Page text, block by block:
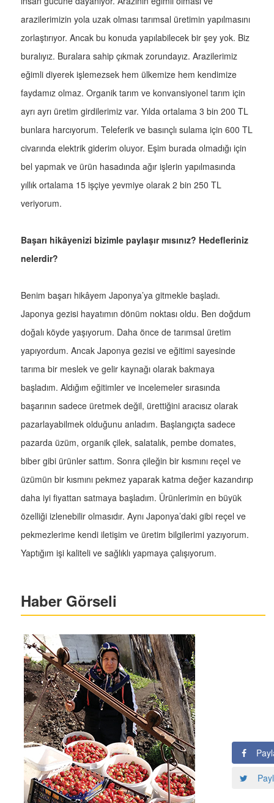
arazilerimizin yola uzak olması tarımsal üretimin yapılmasını
zorlaştırıyor. Ancak bu konuda yapılabilecek bir şey yok. Biz
buralıyız. Buralara sahip çıkmak zorundayız. Arazilerimiz
eğimli diyerek işlemezsek hem ülkemize hem kendimize
faydamız olmaz. Organik tarım ve konvansiyonel tarım için
ayrı ayrı üretim girdilerimiz var. Yılda ortalama 3 bin 200 TL
bunlara harcıyorum. Teleferik ve basınçlı sulama için 600 TL
civarında elektrik giderim oluyor. Eşim burada olmadığı için
bel yapmak ve ürün hasadında ağır işlerin yapılmasında
yıllık ortalama 15 işçiye yevmiye olarak 2 bin 250 TL
veriyorum.
Başarı hikâyenizi bizimle paylaşır mısınız? Hedefleriniz
nelerdir?
Benim başarı hikâyem Japonya’ya gitmekle başladı.
Japonya gezisi hayatımın dönüm noktası oldu. Ben doğdum
doğalı köyde yaşıyorum. Daha önce de tarımsal üretim
yapıyordum. Ancak Japonya gezisi ve eğitimi sayesinde
tarıma bir meslek ve gelir kaynağı olarak bakmaya
başladım. Aldığım eğitimler ve incelemeler sırasında
başarının sadece üretmek değil, ürettiğini aracısız olarak
pazarlayabilmek olduğunu anladım. Başlangıçta sadece
pazarda üzüm, organik çilek, salatalık, pembe domates,
biber gibi ürünler sattım. Sonra çileğin bir kısmını reçel ve
üzümün bir kısmını pekmez yaparak katma değer kazandırıp
daha iyi fiyattan satmaya başladım. Ürünlerimin en büyük
özelliği izlenebilir olmasıdır. Aynı Japonya’daki gibi reçel ve
pekmezlerime kendi iletişim ve üretim bilgilerimi yazıyorum.
Yaptığım işi kaliteli ve sağlıklı yapmaya çalışıyorum.
Haber Görseli